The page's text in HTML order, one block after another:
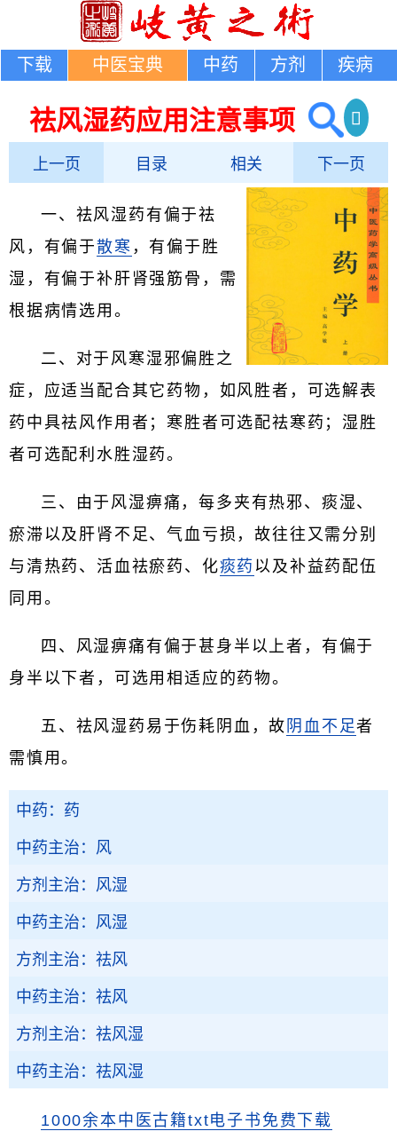
下载 中医宝典 中药 方剂 疾病
祛风湿药应用注意事项
上一页 目录 相关 下一页
一、祛风湿药有偏于祛
风，有偏于散寒 ，有偏于胜
湿，有偏于补肝肾强筋骨，需
根据病情选用。
二、对于风寒湿邪偏胜之
症，应适当配合其它药物，如风胜者，可选解表
药中具祛风作用者；寒胜者可选配祛寒药；湿胜
者可选配利水胜湿药。
三、由于风湿痹痛，每多夹有热邪、痰湿、
瘀滞以及肝肾不足、气血亏损，故往往又需分别
与清热药、活血祛瘀药、化痰药 以及补益药配伍
同用。
四、风湿痹痛有偏于甚身半以上者，有偏于
身半以下者，可选用相适应的药物。
五、祛风湿药易于伤耗阴血，故 阴血不足者
需慎用。
中药：药
中药主治：风
方剂主治：风湿
中药主治：风湿
方剂主治：祛风
中药主治：祛风
方剂主治：祛风湿
中药主治：祛风湿
1000余本中医古籍txt电子书免费下载